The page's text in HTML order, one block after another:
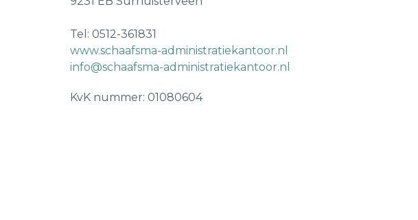
Tel: 0512-361831
www.schaafsma-administratiekantoor.nl
info@schaafsma-administratiekantoor.nl
KvK nummer: 01080604